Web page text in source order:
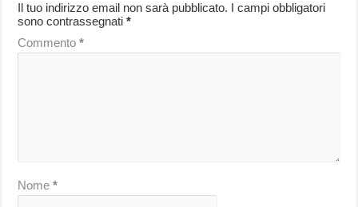
Il tuo indirizzo email non sarà pubblicato. I campi obbligatori
sono contrassegnati*
Commento*
Nome*